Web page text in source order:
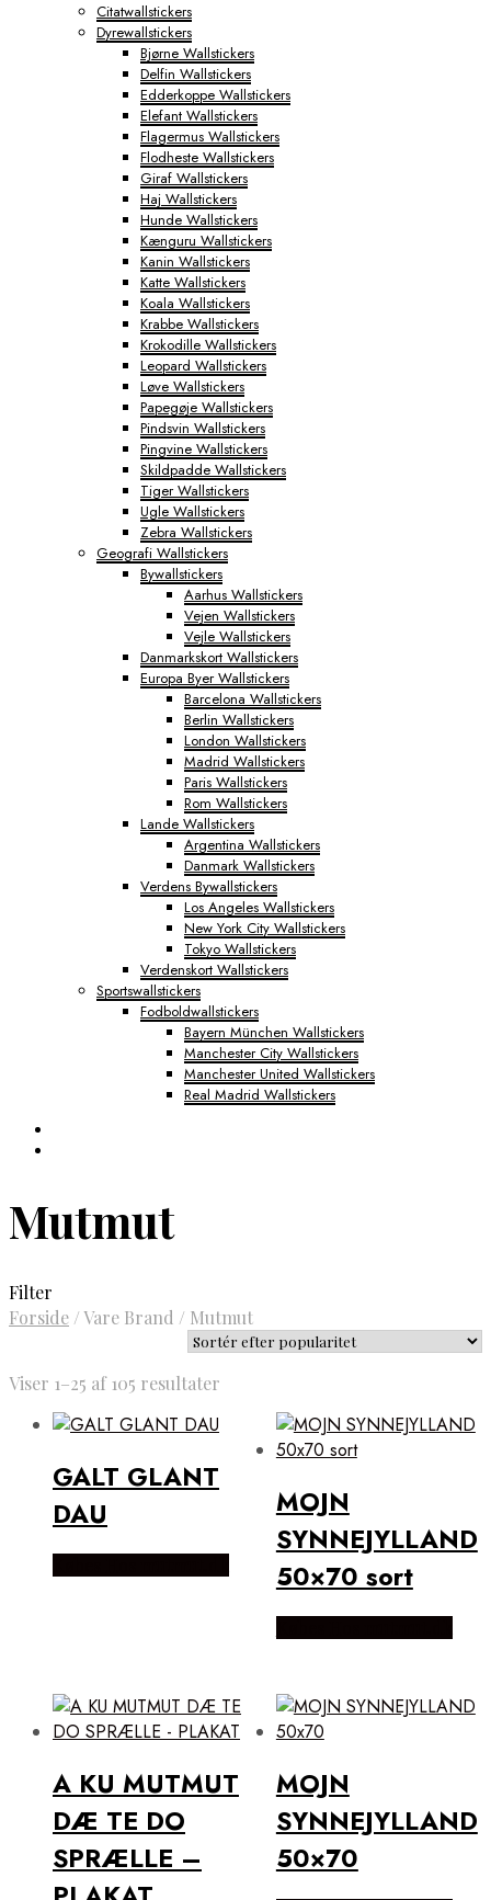
Citatwallstickers
Dyrewallstickers
Bjørne Wallstickers
Delfin Wallstickers
Edderkoppe Wallstickers
Elefant Wallstickers
Flagermus Wallstickers
Flodheste Wallstickers
Giraf Wallstickers
Haj Wallstickers
Hunde Wallstickers
Kænguru Wallstickers
Kanin Wallstickers
Katte Wallstickers
Koala Wallstickers
Krabbe Wallstickers
Krokodille Wallstickers
Leopard Wallstickers
Løve Wallstickers
Papegøje Wallstickers
Pindsvin Wallstickers
Pingvine Wallstickers
Skildpadde Wallstickers
Tiger Wallstickers
Ugle Wallstickers
Zebra Wallstickers
Geografi Wallstickers
Bywallstickers
Aarhus Wallstickers
Vejen Wallstickers
Vejle Wallstickers
Danmarkskort Wallstickers
Europa Byer Wallstickers
Barcelona Wallstickers
Berlin Wallstickers
London Wallstickers
Madrid Wallstickers
Paris Wallstickers
Rom Wallstickers
Lande Wallstickers
Argentina Wallstickers
Danmark Wallstickers
Verdens Bywallstickers
Los Angeles Wallstickers
New York City Wallstickers
Tokyo Wallstickers
Verdenskort Wallstickers
Sportswallstickers
Fodboldwallstickers
Bayern München Wallstickers
Manchester City Wallstickers
Manchester United Wallstickers
Real Madrid Wallstickers
Mutmut
Filter
Forside /Vare Brand / Mutmut
Viser 1–25 af 105 resultater
popularitet
GALT GLANT
DAU
MOJN
SYNNEJYLLAND
50×70 sort
A KU MUTMUT
DÆ TE DO
SPRÆLLE –
MOJN
SYNNEJYLLAND
50×70